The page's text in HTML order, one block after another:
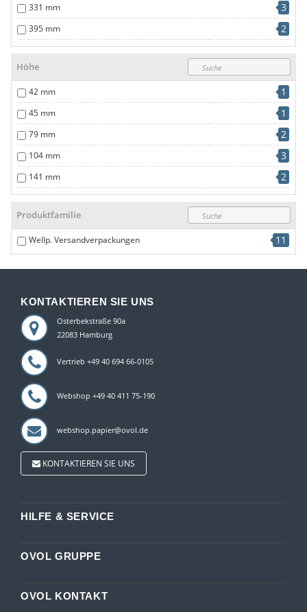
331 mm 3
395 mm 2
460 mm 2
Höhe
42 mm 1
45 mm 1
79 mm 2
104 mm 3
141 mm 2
174 mm 2
Produktfamilie
Wellp. Versandverpackungen 11
KONTAKTIEREN SIE UNS
Osterbekstraße 90a
22083 Hamburg
Vertrieb +49 40 694 66-0105
Webshop +49 40 411 75-190
webshop.papier@ovol.de
KONTAKTIEREN SIE UNS
HILFE & SERVICE
OVOL GRUPPE
OVOL KONTAKT